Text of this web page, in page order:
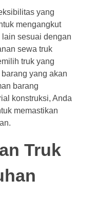
yang
mengangkut
sesuai dengan
sewa truk
truk yang
yang akan
barang
konstruksi, Anda
memastikan
Truk